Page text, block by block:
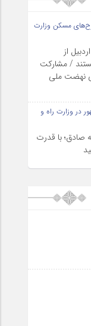
مسکن وزارت
از
/ مشارکت
نهضت ملی
در وزارت راه و
صادق؛ با قدرت